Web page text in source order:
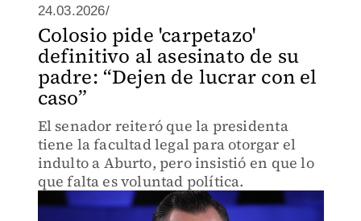
24.03.2026/
Colosio pide 'carpetazo'
definitivo al asesinato de su
padre: “Dejen de lucrar con el
caso”
El senador reiteró que la presidenta
tiene la facultad legal para otorgar el
indulto a Aburto, pero insistió en que lo
que falta es voluntad política.